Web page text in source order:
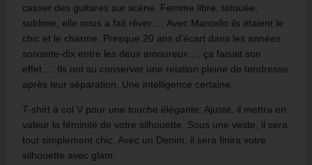
casser des guitares sur scène. Femme libre, tatouée,
sublime, elle nous a fait rêver…. Avec Marcello ils étaient le
chic et le charme. Presque 20 ans d’écart dans les années
soixante-dix entre les deux amoureux…, ça faisait son
effet…. Ils ont su conserver une relation pleine de tendresse
après leur séparation. Une intelligence certaine.
T-shirt à col V pour une touche élégante. Ajusté, il mettra en
valeur la féminité de votre silhouette. Sous une veste, il sera
tout simplement chic. Avec un Denim, il sera finira votre
silhouette avec glam.